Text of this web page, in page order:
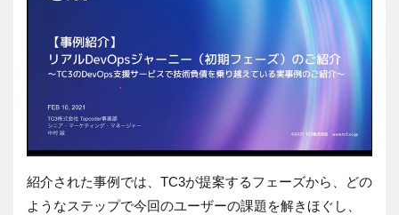
紹介された事例では、TC3が提案するフェーズから、どの
ようなステップで今回のユーザーの課題を解きほぐし、